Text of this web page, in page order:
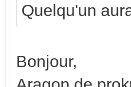
Quelqu'un
Bonjour,